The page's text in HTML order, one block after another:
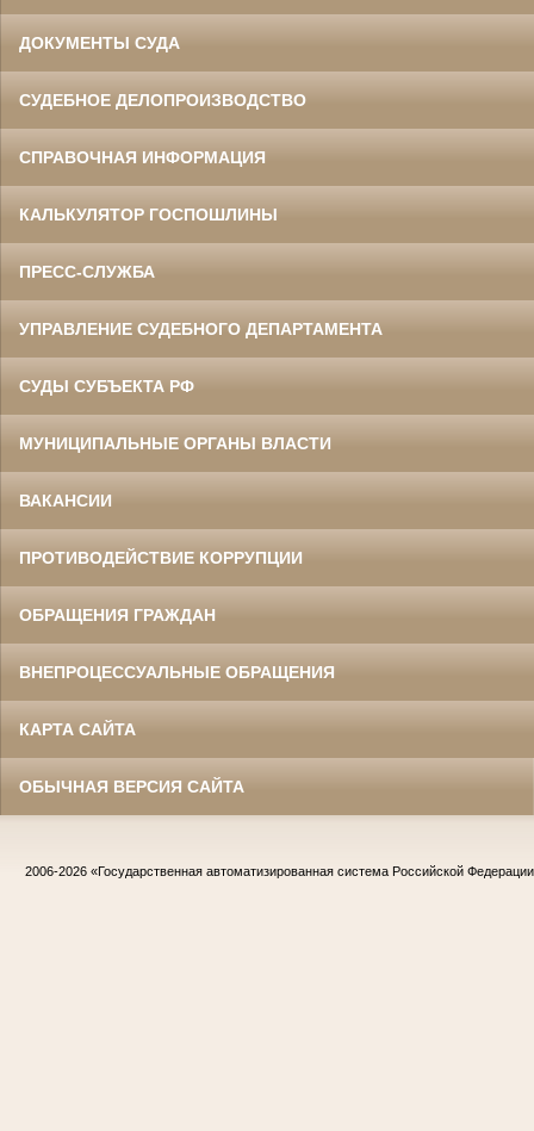
ДОКУМЕНТЫ СУДА
СУДЕБНОЕ ДЕЛОПРОИЗВОДСТВО
СПРАВОЧНАЯ ИНФОРМАЦИЯ
КАЛЬКУЛЯТОР ГОСПОШЛИНЫ
ПРЕСС-СЛУЖБА
УПРАВЛЕНИЕ СУДЕБНОГО ДЕПАРТАМЕНТА
СУДЫ СУБЪЕКТА РФ
МУНИЦИПАЛЬНЫЕ ОРГАНЫ ВЛАСТИ
ВАКАНСИИ
ПРОТИВОДЕЙСТВИЕ КОРРУПЦИИ
ОБРАЩЕНИЯ ГРАЖДАН
ВНЕПРОЦЕССУАЛЬНЫЕ ОБРАЩЕНИЯ
КАРТА САЙТА
ОБЫЧНАЯ ВЕРСИЯ САЙТА
2006-2026 «Государственная автоматизированная система Российской